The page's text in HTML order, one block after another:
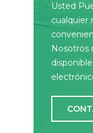
Usted
cualquier
Nosotros